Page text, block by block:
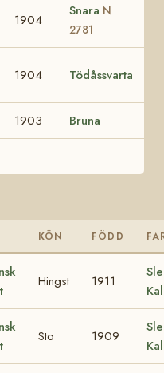
1904
Snara N
2781
1904 Tödåssvarta
1903 Bruna
KÖN FÖDD
Hingst 1911
Sto 1909